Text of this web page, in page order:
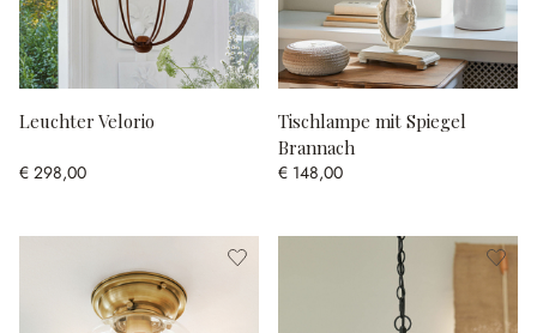
Leuchter Velorio
€ 298,00
Tischlampe mit Spiegel
Brannach
€ 148,00